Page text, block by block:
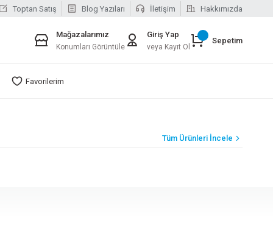
Toptan Satış Blog Yazıları İletişim Hakkımızda
Mağazalarımız
Konumları Görüntüle
Giriş Yap
veya Kayıt Ol
Sepetim
Favorilerim
Tüm Ürünleri İncele